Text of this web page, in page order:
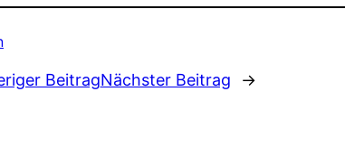
BeitragNächster Beitrag →